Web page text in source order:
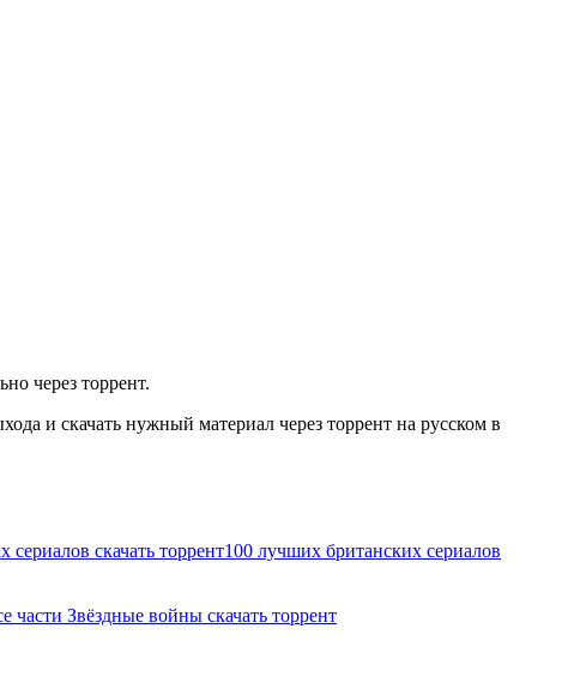
через торрент.
и скачать нужный материал через торрент на русском в
скачать торрент100 лучших британских сериалов
части Звёздные войны скачать торрент